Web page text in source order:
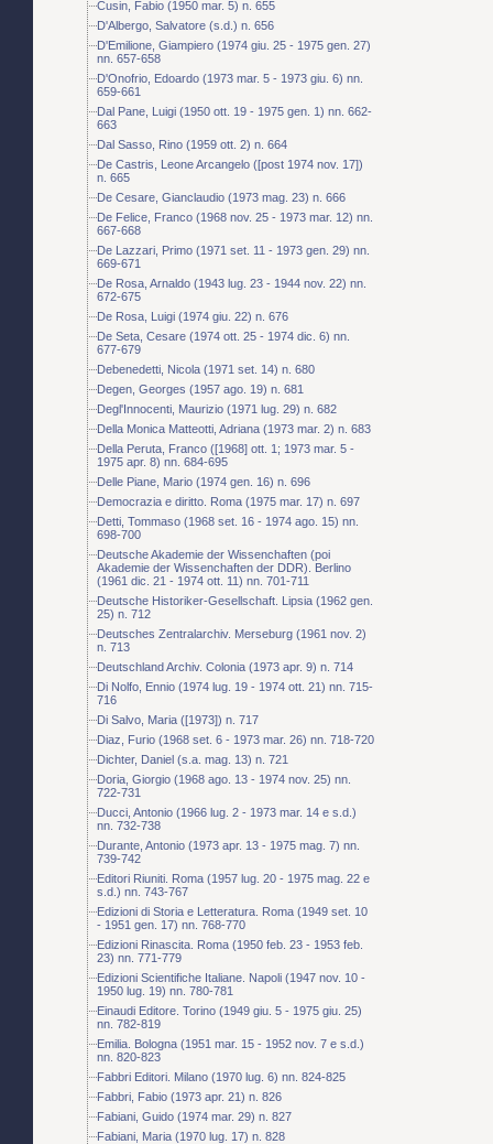
Cusin, Fabio (1950 mar. 5) n. 655
D'Albergo, Salvatore (s.d.) n. 656
D'Emilione, Giampiero (1974 giu. 25 - 1975 gen. 27)
nn. 657-658
D'Onofrio, Edoardo (1973 mar. 5 - 1973 giu. 6) nn.
659-661
Dal Pane, Luigi (1950 ott. 19 - 1975 gen. 1) nn. 662-
663
Dal Sasso, Rino (1959 ott. 2) n. 664
De Castris, Leone Arcangelo ([post 1974 nov. 17])
n. 665
De Cesare, Gianclaudio (1973 mag. 23) n. 666
De Felice, Franco (1968 nov. 25 - 1973 mar. 12) nn.
667-668
De Lazzari, Primo (1971 set. 11 - 1973 gen. 29) nn.
669-671
De Rosa, Arnaldo (1943 lug. 23 - 1944 nov. 22) nn.
672-675
De Rosa, Luigi (1974 giu. 22) n. 676
De Seta, Cesare (1974 ott. 25 - 1974 dic. 6) nn.
677-679
Debenedetti, Nicola (1971 set. 14) n. 680
Degen, Georges (1957 ago. 19) n. 681
Degl'Innocenti, Maurizio (1971 lug. 29) n. 682
Della Monica Matteotti, Adriana (1973 mar. 2) n. 683
Della Peruta, Franco ([1968] ott. 1; 1973 mar. 5 -
1975 apr. 8) nn. 684-695
Delle Piane, Mario (1974 gen. 16) n. 696
Democrazia e diritto. Roma (1975 mar. 17) n. 697
Detti, Tommaso (1968 set. 16 - 1974 ago. 15) nn.
698-700
Deutsche Akademie der Wissenchaften (poi
Akademie der Wissenchaften der DDR). Berlino
(1961 dic. 21 - 1974 ott. 11) nn. 701-711
Deutsche Historiker-Gesellschaft. Lipsia (1962 gen.
25) n. 712
Deutsches Zentralarchiv. Merseburg (1961 nov. 2)
n. 713
Deutschland Archiv. Colonia (1973 apr. 9) n. 714
Di Nolfo, Ennio (1974 lug. 19 - 1974 ott. 21) nn. 715-
716
Di Salvo, Maria ([1973]) n. 717
Diaz, Furio (1968 set. 6 - 1973 mar. 26) nn. 718-720
Dichter, Daniel (s.a. mag. 13) n. 721
Doria, Giorgio (1968 ago. 13 - 1974 nov. 25) nn.
722-731
Ducci, Antonio (1966 lug. 2 - 1973 mar. 14 e s.d.)
nn. 732-738
Durante, Antonio (1973 apr. 13 - 1975 mag. 7) nn.
739-742
Editori Riuniti. Roma (1957 lug. 20 - 1975 mag. 22 e
s.d.) nn. 743-767
Edizioni di Storia e Letteratura. Roma (1949 set. 10
- 1951 gen. 17) nn. 768-770
Edizioni Rinascita. Roma (1950 feb. 23 - 1953 feb.
23) nn. 771-779
Edizioni Scientifiche Italiane. Napoli (1947 nov. 10 -
1950 lug. 19) nn. 780-781
Einaudi Editore. Torino (1949 giu. 5 - 1975 giu. 25)
nn. 782-819
Emilia. Bologna (1951 mar. 15 - 1952 nov. 7 e s.d.)
nn. 820-823
Fabbri Editori. Milano (1970 lug. 6) nn. 824-825
Fabbri, Fabio (1973 apr. 21) n. 826
Fabiani, Guido (1974 mar. 29) n. 827
Fabiani, Maria (1970 lug. 17) n. 828